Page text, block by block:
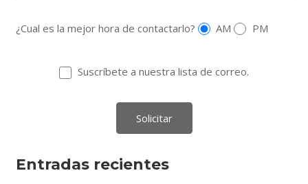
¿Cual es la mejor hora de contactarlo? AM PM
Suscríbete a nuestra lista de correo.
Entradas recientes